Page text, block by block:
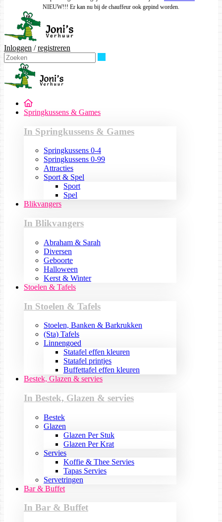
NIEUW!!! Er kan nu bij de chauffeur ook gepind worden.
Inloggen /registreren
Springkussens & Games
In Springkussens & Games
Springkussens 0-4
Springkussens 0-99
Attracties
Sport & Spel
Sport
Spel
Blikvangers
In Blikvangers
Abraham & Sarah
Diversen
Geboorte
Halloween
Kerst & Winter
Stoelen & Tafels
In Stoelen & Tafels
Stoelen, Banken & Barkrukken
(Sta) Tafels
Linnengoed
Statafel effen kleuren
Statafel printjes
Buffettafel effen kleuren
Bestek, Glazen & servies
In Bestek, Glazen & servies
Bestek
Glazen
Glazen Per Stuk
Glazen Per Krat
Servies
Koffie & Thee Servies
Tapas Servies
Servetringen
Bar & Buffet
In Bar & Buffet